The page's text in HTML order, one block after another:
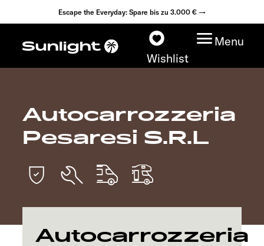
Escape the Everyday: Spare bis zu 3.000 € →
Wishlist
Menu
Modelle
Fahrzeugfinder
Autocarrozzeria
Pesaresi S.R.L
Autocarrozzeria